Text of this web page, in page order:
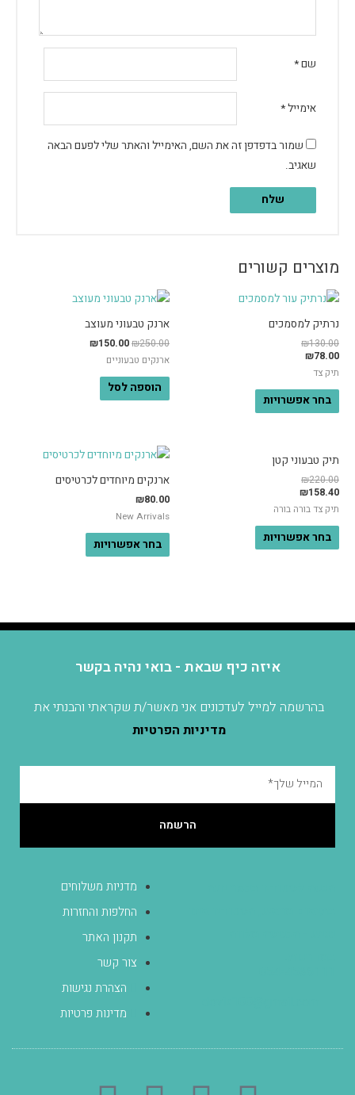
שם*
אימייל*
שמור בדפדפן זה את השם, האימייל והאתר שלי לפעם הבאה
שאגיב.
מוצרים קשורים
נרתיק למסמכים
₪130.00
₪78.00
תיק צד
בחר אפשרויות
ארנק טבעוני מעוצב
₪250.00
₪150.00
ארנקים טבעוניים
הוספה לסל
תיק טבעוני קטן
₪220.00
₪158.40
תיק צד בורה בורה
בחר אפשרויות
ארנקים מיוחדים לכרטיסים
₪80.00
New Arrivals
בחר אפשרויות
מדניות משלוחים
החלפות והחזרות
תקנון האתר
צור קשר
הצהרת נגישות
מדינות פרטיות
איזה כיף שבאת - בואי נהיה בקשר
בהרשמה למייל לעדכונים אני מאשר/ת שקראתי והבנתי את
מדיניות הפרטיות
הרשמה